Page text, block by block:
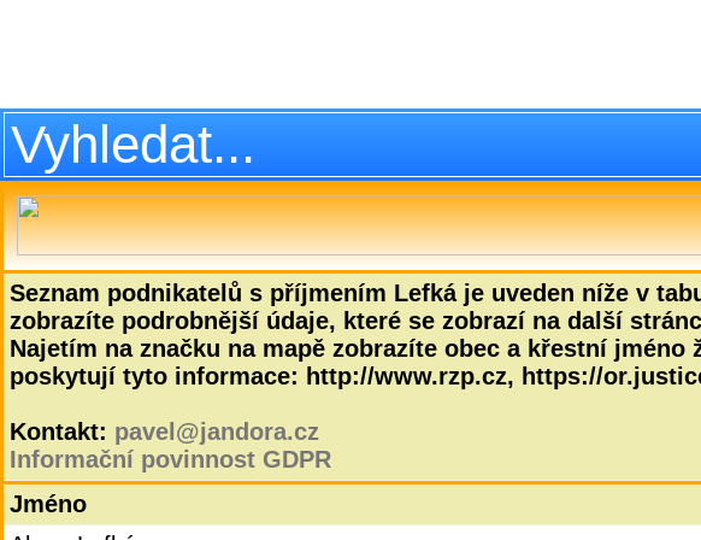
Seznam podnikatelů s příjmením Lefká je uveden níže v
zobrazíte podrobnější údaje, které se zobrazí na další
Najetím na značku na mapě zobrazíte obec a křestní
poskytují tyto informace: http://www.rzp.cz, https://
Kontakt: pavel@jandora.cz
Informační povinnost GDPR
Jméno